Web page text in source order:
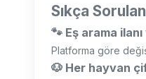
Sıkça
🐾 Eş arama
Platforma göre
🐶 Her hayvan